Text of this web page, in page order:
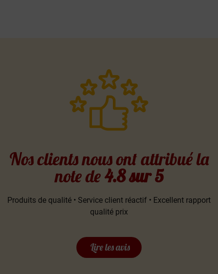
Nos clients nous ont attribué la
note de4.8 sur 5
Produits de qualité • Service client réactif • Excellent rapport
qualité prix
Lire les avis